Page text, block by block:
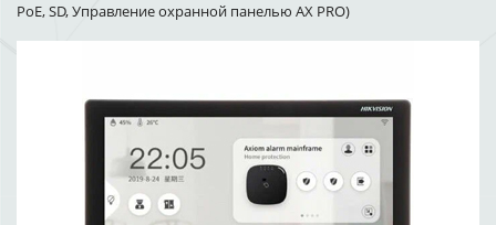
PoE, SD, Управление охранной панелью AX PRO)